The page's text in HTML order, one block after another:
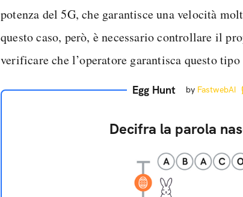
potenza del 5G, che garantisce una velocità
questo caso, però, è necessario controllare il
verificare che l’operatore garantisca questo
Egg Hunt by FastwebAI
Decifra la parola